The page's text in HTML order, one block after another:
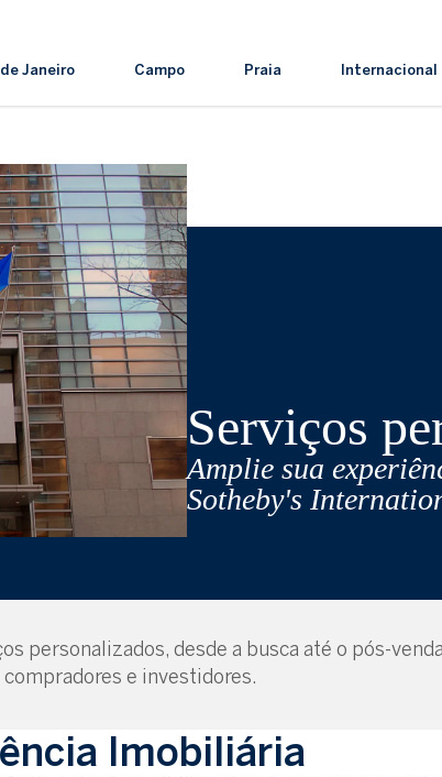
de Janeiro Campo Praia Internacional
Serviços
Amplie sua
Sotheby's
personalizados, desde a busca até o pós-
e investidores.
Imobiliária